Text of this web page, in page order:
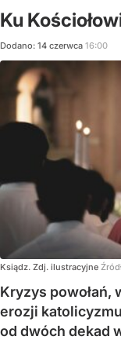
Ku
Dodano: 14 czerwca 16:00
Ksiądz. Zdj. ilustracyjne
Kryzys powołań,
erozji
od dwóch dekad